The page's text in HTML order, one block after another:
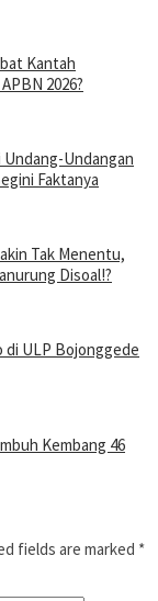
Kantah
2026?
Undangan
Faktanya
Tak Menentu,
Disoal!?
di ULP Bojonggede
Kembang 46
fields are marked *